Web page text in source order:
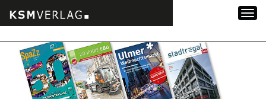
Inhalt
springen